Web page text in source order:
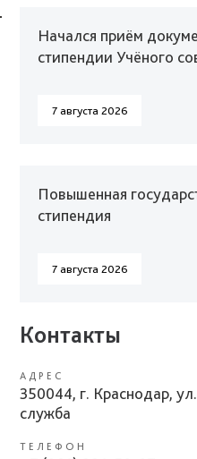
Начался приём
стипендии Учёного
7 августа 2026
Повышенная
стипендия
7 августа 2026
Контакты
АДРЕС
350044, г. Краснодар,
служба
ТЕЛЕФОН